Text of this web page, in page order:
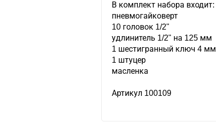
В комплект набора входит:
пневмогайковерт
10 головок 1/2"
удлинитель 1/2" на 125 мм
1 шестигранный ключ 4 мм
1 штуцер
масленка
Артикул 100109